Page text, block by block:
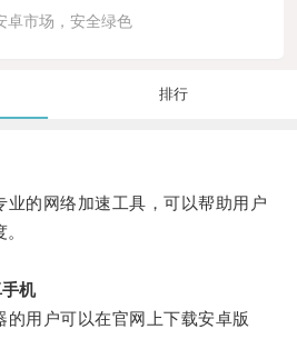
卓市场，安全绿色
排行
的网络加速工具，可以帮助用户
机
用户可以在官网上下载安卓版